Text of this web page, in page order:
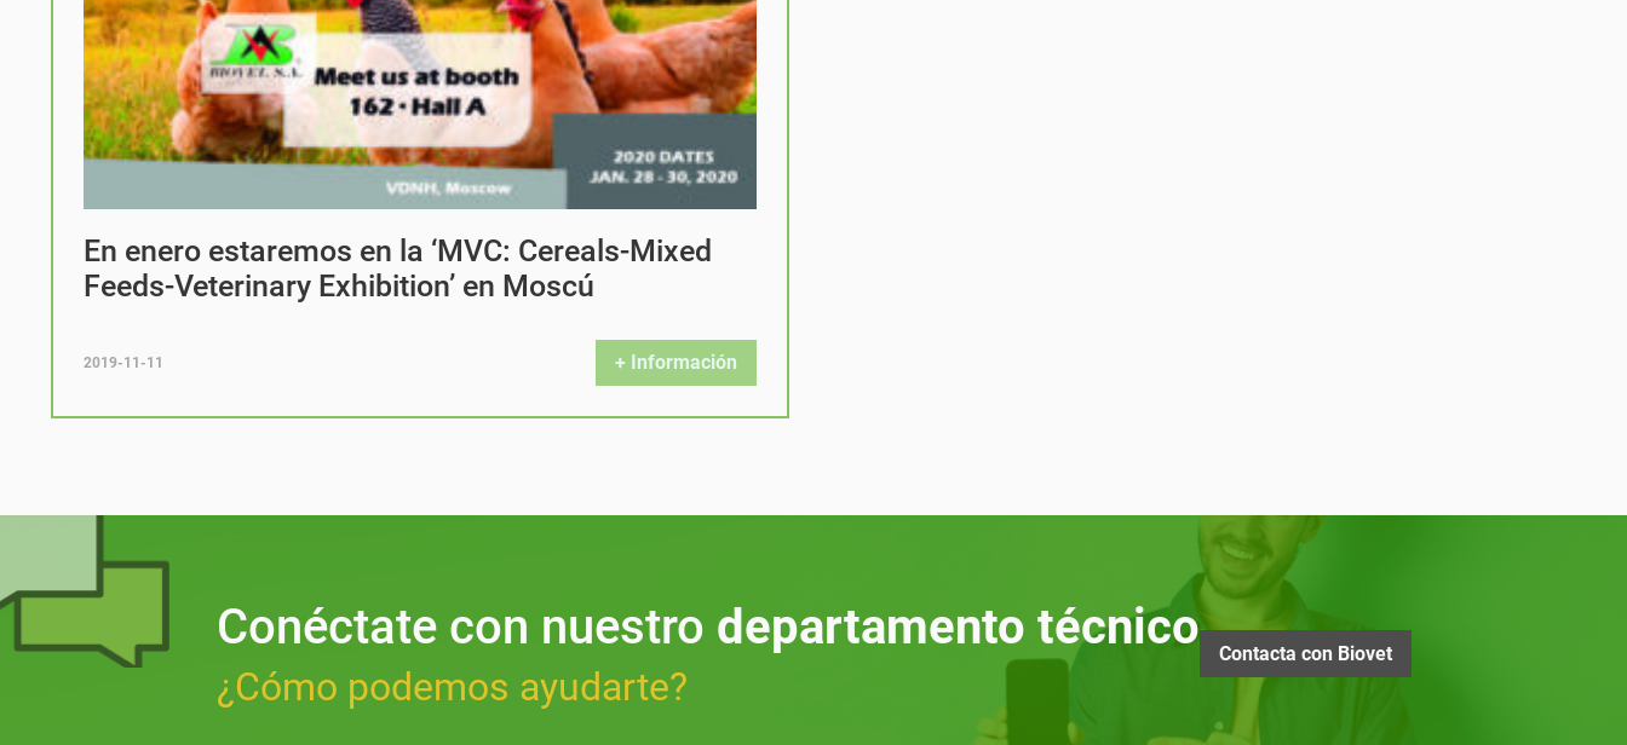
En enero estaremos en la ‘MVC: Cereals-Mixed
Feeds-Veterinary Exhibition’ en Moscú
2019-11-11 + Información
Conéctate con nuestro departamento técnico
¿Cómo podemos ayudarte?
Contacta con Biovet